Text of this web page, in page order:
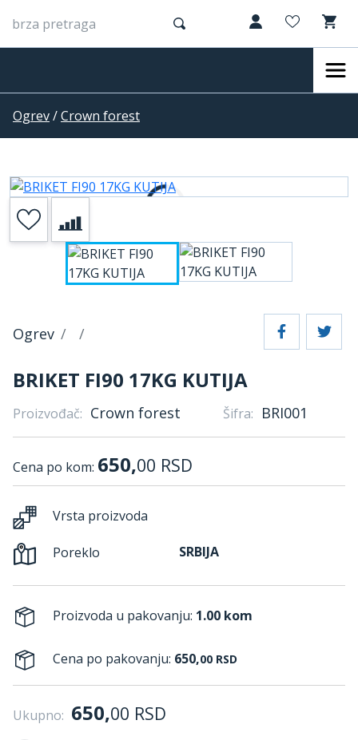
Ogrev/Crown forest
Ogrev
BRIKET FI90 17KG KUTIJA
Proizvođač: Crown forest Šifra: BRI001
Cena po kom: 650,00 RSD
Vrsta proizvoda
Poreklo SRBIJA
Proizvoda u pakovanju: 1.00 kom
Cena po pakovanju: 650,00 RSD
Ukupno: 650,00 RSD